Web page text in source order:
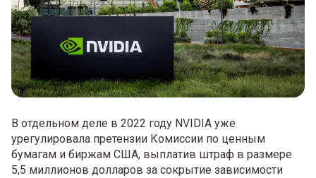
В отдельном деле в 2022 году NVIDIA уже
урегулировала претензии Комиссии по ценным
бумагам и биржам США, выплатив штраф в размере
5,5 миллионов долларов за сокрытие зависимости